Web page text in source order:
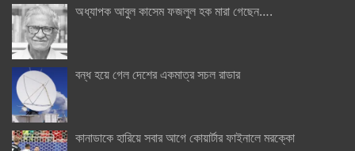
অধ্যাপক আবুল কাসেম ফজলুল হক মারা গেছেন….
বন্ধ হয়ে গেল দেশের একমাত্র সচল রাডার
কানাডাকে হারিয়ে সবার আগে কোয়ার্টার ফাইনালে মরক্কো